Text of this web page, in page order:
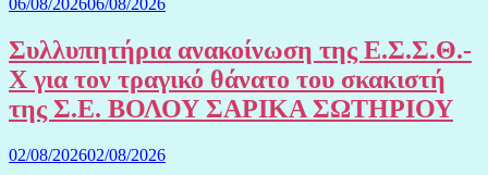
Συλλυπητήρια ανακοίνωση της Ε.Σ.Σ.Θ.-
Χ για τον τραγικό θάνατο του σκακιστή
της Σ.Ε. ΒΟΛΟΥ ΣΑΡΙΚΑ ΣΩΤΗΡΙΟΥ
02/08/202602/08/2026